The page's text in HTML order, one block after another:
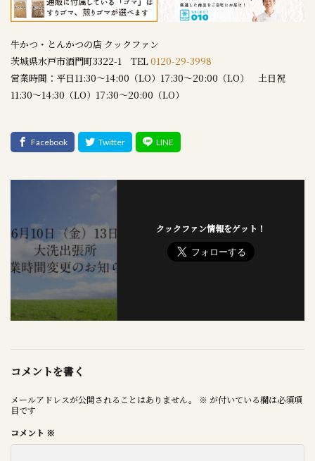
牛かつ・とんかつの店 クックファン
茨城県水戸市酒門町3322-1 TEL0120-29-3998
営業時間：平日11:30～14:00（LO）17:30～20:00（LO） 土日祝
11:30～14:30（LO）17:30～20:00（LO）
クックファン情報をゲット！
コメントを書く
メールアドレスが公開されることはありません。 ※ が付いている欄は必須項
目です
コメント ※